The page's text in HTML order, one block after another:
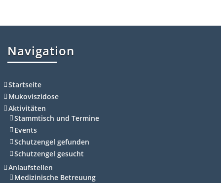
Navigation
Startseite
Mukoviszidose
Aktivitäten
Stammtisch und Termine
Events
Schutzengel gefunden
Schutzengel gesucht
Anlaufstellen
Medizinische Betreuung